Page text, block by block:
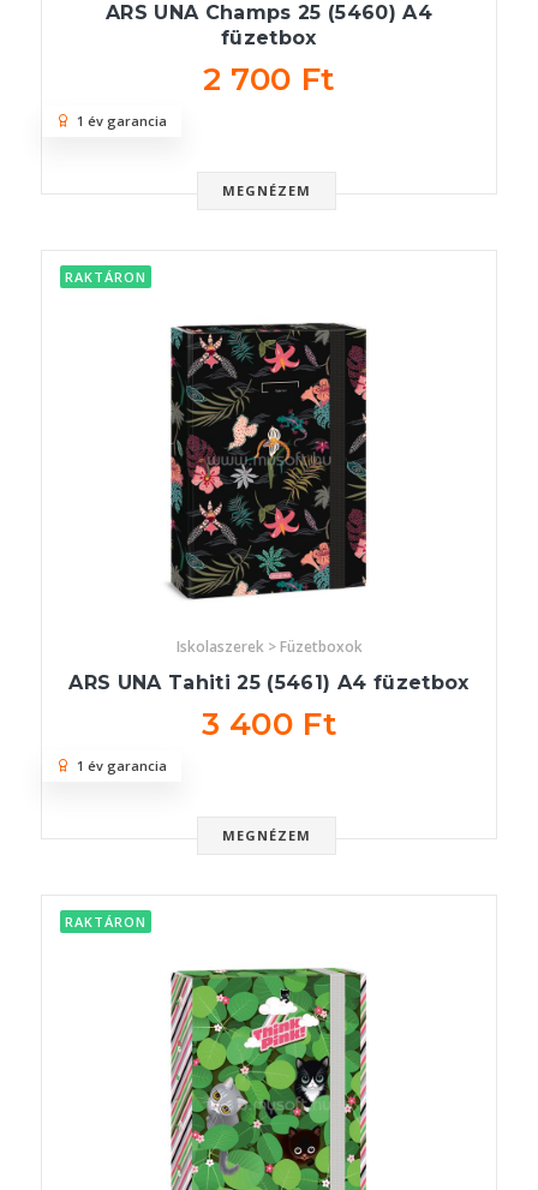
ARS UNA Champs 25 (5460) A4
füzetbox
2 700 Ft
MEGNÉZEM
1 év garancia
RAKTÁRON
Iskolaszerek > Füzetboxok
ARS UNA Tahiti 25 (5461) A4 füzetbox
3 400 Ft
MEGNÉZEM
1 év garancia
RAKTÁRON